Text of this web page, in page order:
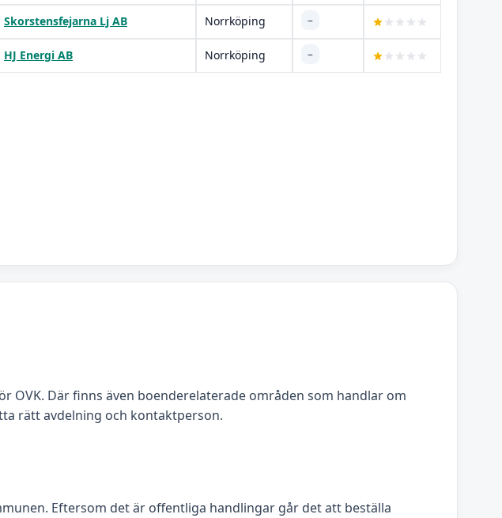
Skorstensfejarna Lj AB Norrköping –
HJ Energi AB Norrköping –
Där finns även boenderelaterade områden som handlar om
rätt avdelning och kontaktperson.
Eftersom det är offentliga handlingar går det att beställa